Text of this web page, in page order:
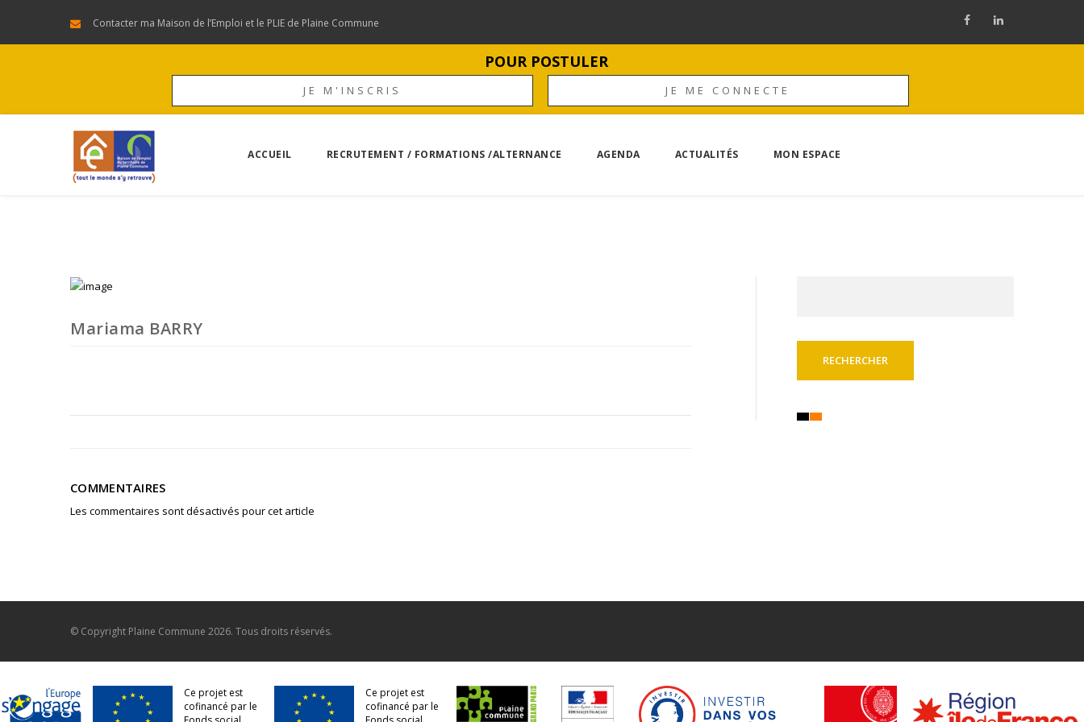
Contacter ma Maison de l’Emploi et le PLIE de Plaine Commune
POUR POSTULER
JE M'INSCRIS JE ME CONNECTE
ACCUEIL RECRUTEMENT / FORMATIONS /ALTERNANCE AGENDA ACTUALITÉS MON ESPACE
Mariama BARRY
COMMENTAIRES
Les commentaires sont désactivés pour cet article
© Copyright Plaine Commune 2026. Tous droits réservés.
Ce projet est
cofinancé par le
Ce projet est
cofinancé par le